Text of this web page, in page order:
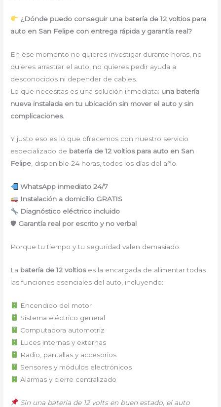
¿Dónde puedo conseguir una batería de 12 voltios para
auto en San Felipe con entrega rápida y garantía real?
En ese momento no quieres investigar durante horas, no
quieres arrastrar el auto, no quieres pedir ayuda a
desconocidos ni depender de cables.
Lo que necesitas es una solución inmediata: una batería
nueva instalada en tu ubicación sin mover el auto y sin
complicaciones.
Y justo eso es lo que ofrecemos con nuestro servicio
especializado de batería de 12 voltios para auto en San
Felipe, disponible 24 horas, todos los días del año.
WhatsApp inmediato 24/7
Instalación a domicilio GRATIS
Diagnóstico eléctrico incluido
🛡 Garantía real por escrito y no verbal
Porque tu tiempo y tu seguridad valen demasiado.
La batería de 12 voltioses la encargada de alimentar todas
las funciones esenciales del auto, incluyendo:
Encendido del motor
Sistema eléctrico general
Computadora automotriz
Luces internas y externas
Radio, pantallas y accesorios
Sensores y módulos electrónicos
Alarmas y cierre centralizado
Sin una batería de 12 volts en buen estado, el auto